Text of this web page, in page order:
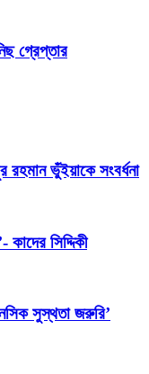
গ্রেপ্তার
রহমান ভুঁইয়াকে সংবর্ধনা
সিদ্দিকী
সুস্থতা জরুরি’